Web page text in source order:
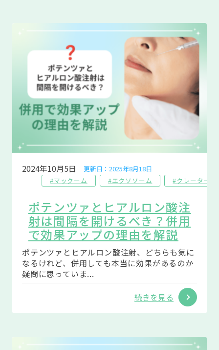
2024年10月5日
更新日：2025年8月18日
#マックーム
#エクソソーム #クレーター
ポテンツァとヒアルロン酸注
射は間隔を開けるべき？併用
で効果アップの理由を解説
ポテンツァとヒアルロン酸注射、どちらも気に
なるけれど、併用しても本当に効果があるのか
疑問に思っていま...
続きを見る